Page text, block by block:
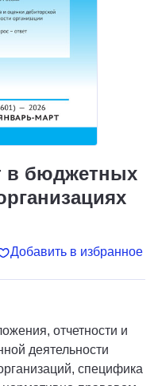
в бюджетных
Добавить в избранное
отчетности и
деятельности
специфика